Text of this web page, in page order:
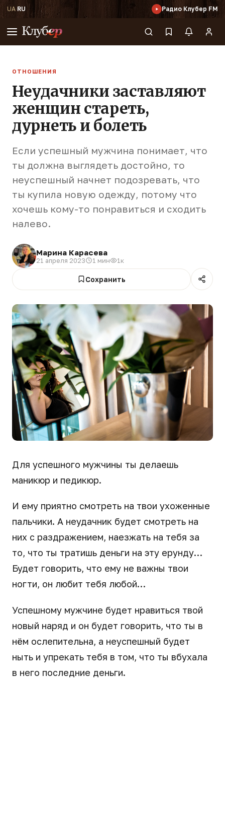
UA·RU Радио Клубер FM
ОТНОШЕНИЯ
Неудачники заставляют
женщин стареть,
дурнеть и болеть
Если успешный мужчина понимает, что
ты должна выглядеть достойно, то
неуспешный начнет подозревать, что
ты купила новую одежду, потому что
хочешь кому-то понравиться и сходить
налево.
Марина Карасева
21 апреля 2023 1 мин 1к
Сохранить
Для успешного мужчины ты делаешь
маникюр и педикюр.
И ему приятно смотреть на твои ухоженные
пальчики. А неудачник будет смотреть на
них с раздражением, наезжать на тебя за
то, что ты тратишь деньги на эту ерунду…
Будет говорить, что ему не важны твои
ногти, он любит тебя любой…
Успешному мужчине будет нравиться твой
новый наряд и он будет говорить, что ты в
нём ослепительна, а неуспешный будет
ныть и упрекать тебя в том, что ты вбухала
в него последние деньги.